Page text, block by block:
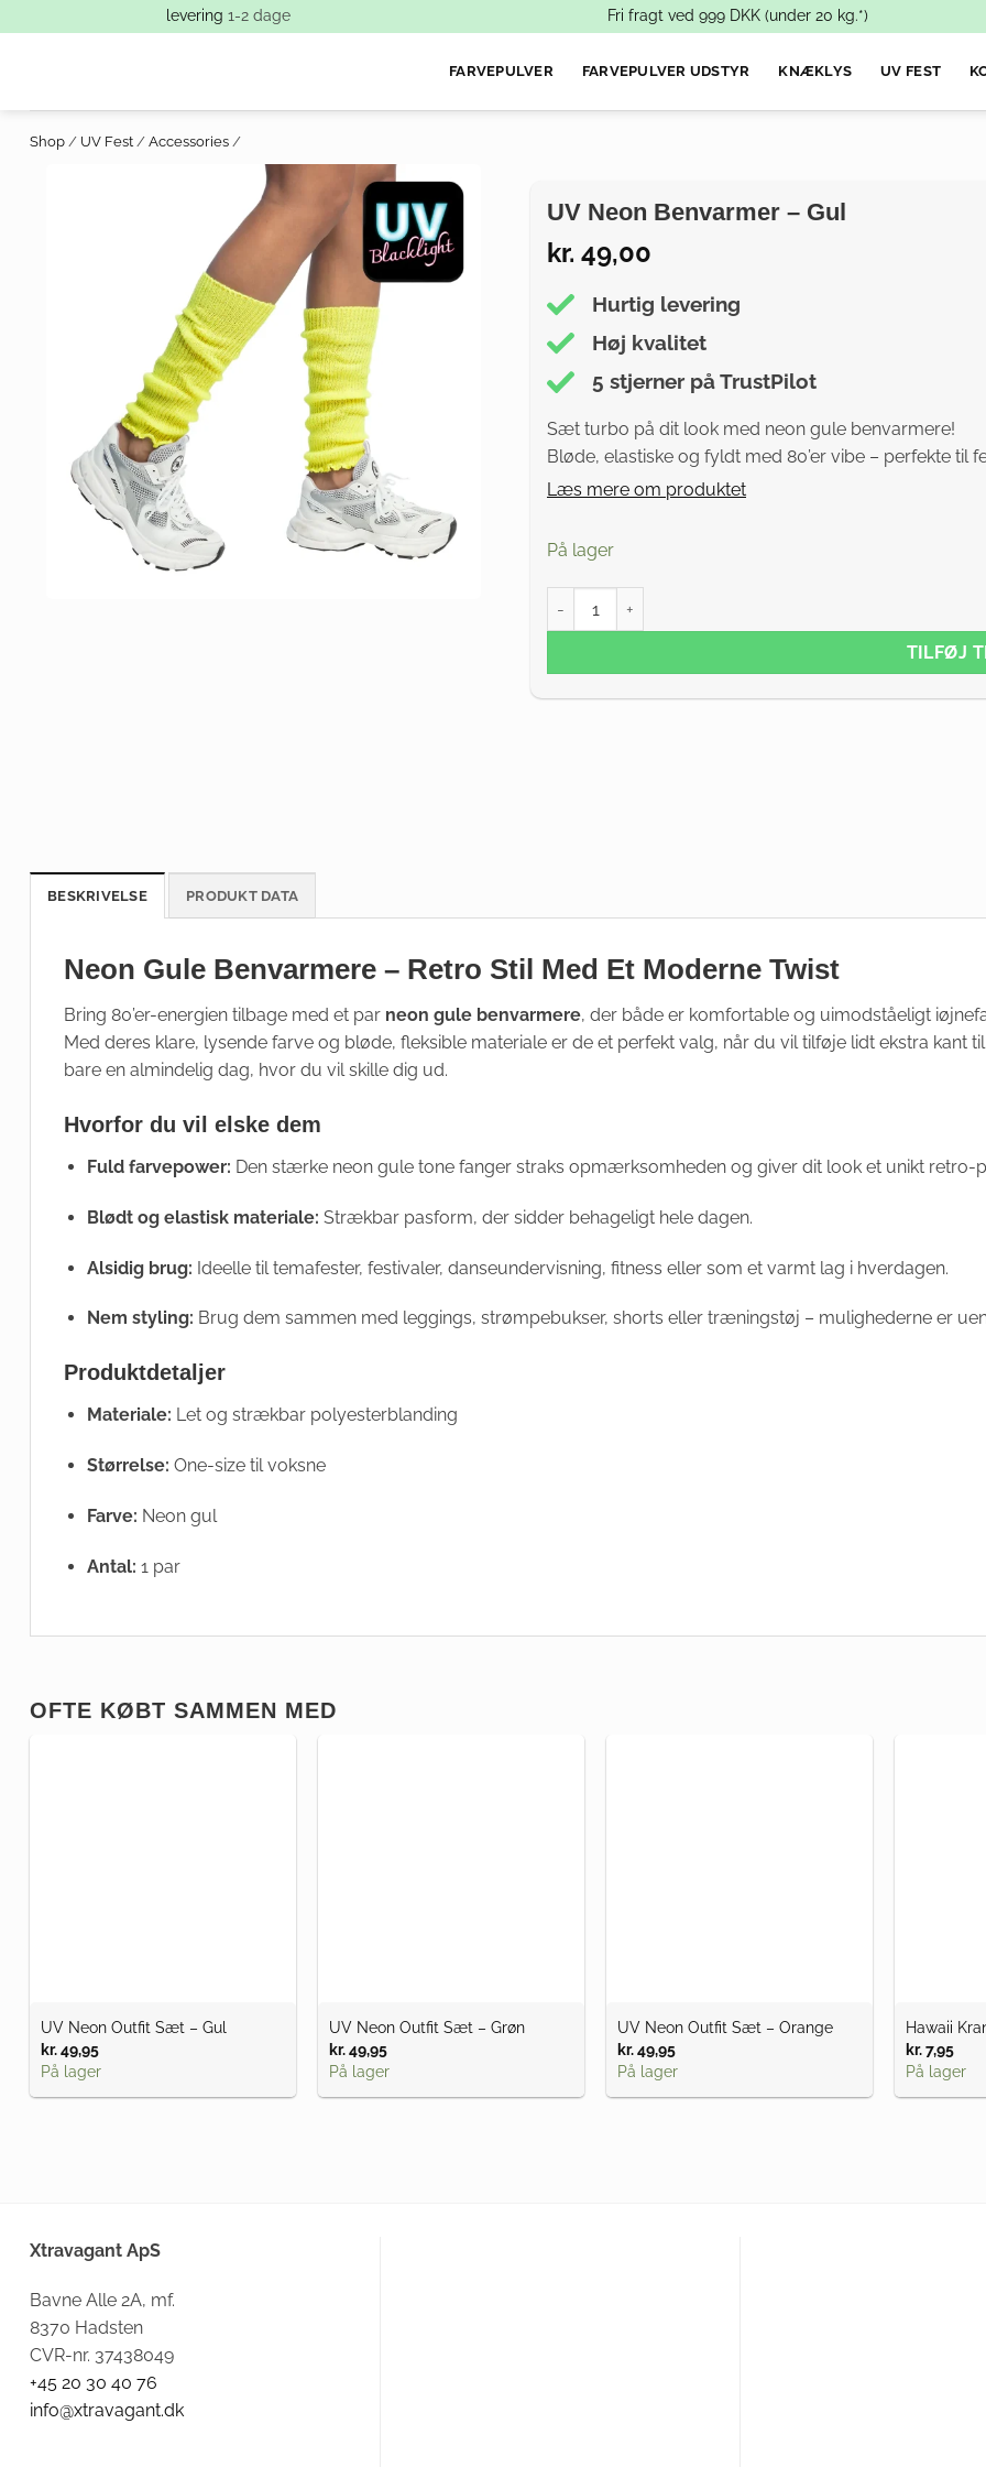
levering 1-2 dage Fri fragt ved 999 DKK (under 20 kg.*)
FARVEPULVER FARVEPULVER UDSTYR KNÆKLYS UV FEST
Shop / UV Fest / Accessories /
UV Neon Benvarmer – Gul
kr. 49,00
Hurtig levering
Høj kvalitet
5 stjerner på TrustPilot
Sæt turbo på dit look med neon gule benvarmere!
Bløde, elastiske og fyldt med 80’er vibe – perfekte til
Læs mere om produktet
På lager
TILFØJ
BESKRIVELSE PRODUKT DATA
Neon Gule Benvarmere – Retro Stil Med Et Moderne Twist
Bring 80’er-energien tilbage med et par neon gule benvarmere, der både er komfortable og uimodståeligt
Med deres klare, lysende farve og bløde, fleksible materiale er de et perfekt valg, når du vil tilføje lidt ekstra kant
bare en almindelig dag, hvor du vil skille dig ud.
Hvorfor du vil elske dem
Fuld farvepower: Den stærke neon gule tone fanger straks opmærksomheden og giver dit look et unikt retro-
Blødt og elastisk materiale: Strækbar pasform, der sidder behageligt hele dagen.
Alsidig brug: Ideelle til temafester, festivaler, danseundervisning, fitness eller som et varmt lag i hverdagen.
Nem styling: Brug dem sammen med leggings, strømpebukser, shorts eller træningstøj – mulighederne er
Produktdetaljer
Materiale: Let og strækbar polyesterblanding
Størrelse: One-size til voksne
Farve: Neon gul
Antal: 1 par
OFTE KØBT SAMMEN MED
UV Neon Outfit Sæt – Gul
kr.49,95
På lager
UV Neon Outfit Sæt – Grøn
kr.49,95
På lager
UV Neon Outfit Sæt – Orange
kr.49,95
På lager
Hawaii
kr.7,95
På lager
Xtravagant ApS
Bavne Alle 2A, mf.
8370 Hadsten
CVR-nr. 37438049
+45 20 30 40 76
info@xtravagant.dk